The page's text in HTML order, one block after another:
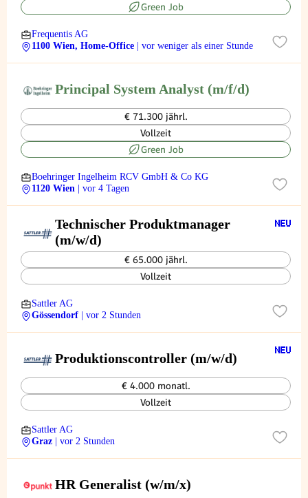
Green Job
Frequentis AG
1100 Wien, Home-Office
| vor weniger als einer Stunde
Principal System Analyst (m/f/d)
€ 71.300 jährl.
Vollzeit
Green Job
Boehringer Ingelheim RCV GmbH & Co KG
1120 Wien
| vor 4 Tagen
Technischer Produktmanager
(m/w/d)
€ 65.000 jährl.
Vollzeit
Sattler AG
Gössendorf
| vor 2 Stunden
Produktionscontroller (m/w/d)
€ 4.000 monatl.
Vollzeit
Sattler AG
Graz
| vor 2 Stunden
HR Generalist (w/m/x)